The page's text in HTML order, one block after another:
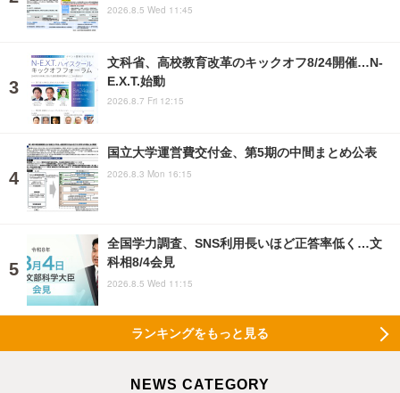
2026.8.5 Wed 11:45
文科省、高校教育改革のキックオフ8/24開催…N-
E.X.T.始動
2026.8.7 Fri 12:15
国立大学運営費交付金、第5期の中間まとめ公表
2026.8.3 Mon 16:15
全国学力調査、SNS利用長いほど正答率低く…文
科相8/4会見
2026.8.5 Wed 11:15
ランキングをもっと見る
NEWS CATEGORY